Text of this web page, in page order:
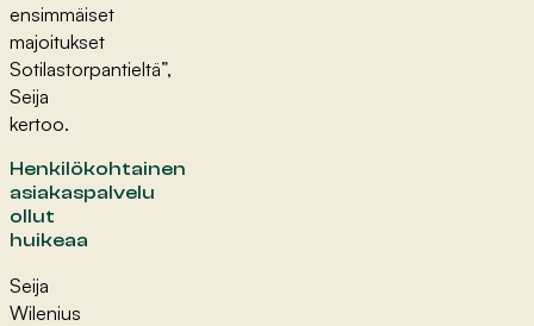
ensimmäiset
majoitukset
Sotilastorpantieltä”,
Seija
kertoo.
Henkilökohtainen
asiakaspalvelu
ollut
huikeaa
Seija
Wilenius